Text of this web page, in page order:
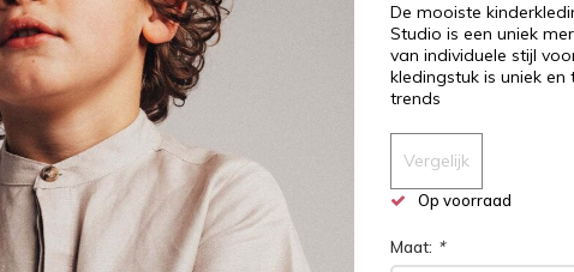
De mooiste
Studio is een uniek
van individuele stijl
kledingstuk is uniek
trends
Vergelijk
Op voorraad
Maat: *